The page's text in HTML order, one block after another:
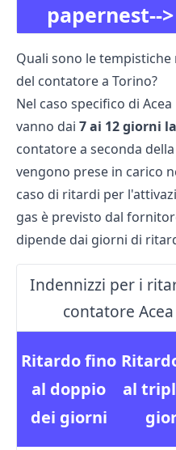
papernest-->
Quali sono le tempistiche
del contatore a Torino?
Nel caso specifico di
vanno dai 7 ai 12 giorni
contatore a seconda
vengono prese in carico
caso di ritardi per
gas è previsto dal
dipende dai giorni di
Indennizzi per i
contatore
Ritardo fino
al doppio
dei giorni
al